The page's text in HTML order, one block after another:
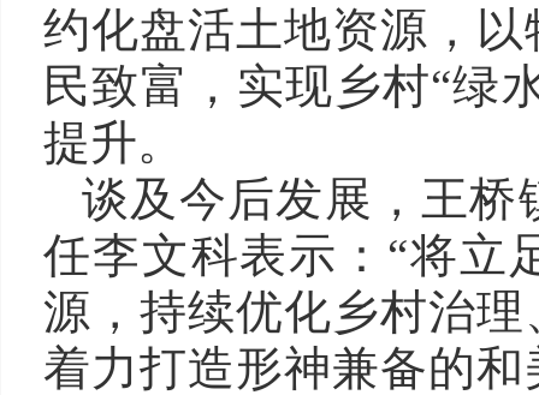
约化盘活土地资源，
民致富，实现乡村“绿
提升。
谈及今后发展，王桥
任李文科表示：“将立
源，持续优化乡村治
着力打造形神兼备的